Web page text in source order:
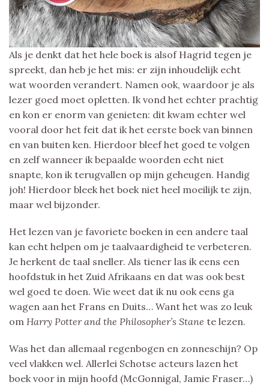
Als je denkt dat het hele boek is alsof Hagrid tegen je
spreekt, dan heb je het mis: er zijn inhoudelijk echt
wat woorden verandert. Namen ook, waardoor je als
lezer goed moet opletten. Ik vond het echter prachtig
en kon er enorm van genieten: dit kwam echter wel
vooral door het feit dat ik het eerste boek van binnen
en van buiten ken. Hierdoor bleef het goed te volgen
en zelf wanneer ik bepaalde woorden echt niet
snapte, kon ik terugvallen op mijn geheugen. Handig
joh! Hierdoor bleek het boek niet heel moeilijk te zijn,
maar wel bijzonder.
Het lezen van je favoriete boeken in een andere taal
kan echt helpen om je taalvaardigheid te verbeteren.
Je herkent de taal sneller. Als tiener las ik eens een
hoofdstuk in het Zuid Afrikaans en dat was ook best
wel goed te doen. Wie weet dat ik nu ook eens ga
wagen aan het Frans en Duits… Want het was zo leuk
om Harry Potter and the Philosopher’s Stane te lezen.
Was het dan allemaal regenbogen en zonneschijn? Op
veel vlakken wel. Allerlei Schotse acteurs lazen het
boek voor in mijn hoofd (McGonnigal, Jamie Fraser…)